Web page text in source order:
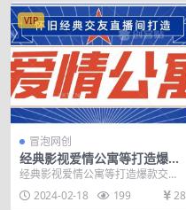
VIP
冒泡网创
经典影视爱情公寓等打造爆款
交友直播间，进行多渠道变
【揭秘】
经典影视爱情公寓等打造爆款交友
直播间，进行多渠道变现，单日变
现3000轻轻松松【...
2024-02-18 199 28